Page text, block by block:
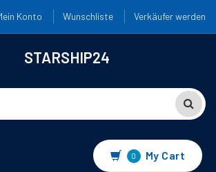
Konto Wunschliste Verkäufer werden
STARSHIP24
0 My Cart